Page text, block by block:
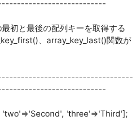
初と最後の配列キーを取得する
、array_key_last()関数が
'three'=>'Third'];